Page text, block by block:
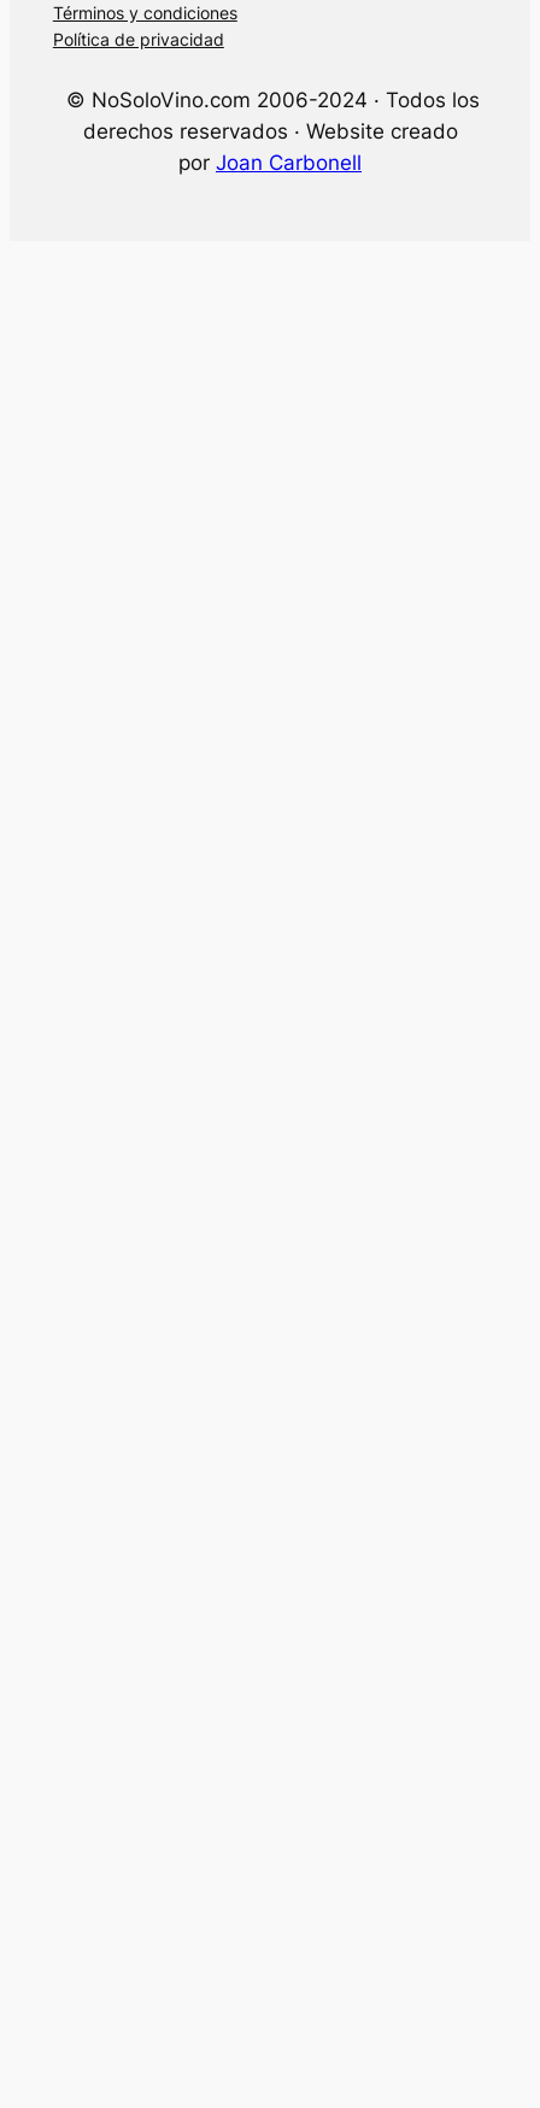
Términos y condiciones
Política de privacidad
© NoSoloVino.com 2006-2024 · Todos los
derechos reservados · Website creado
por Joan Carbonell